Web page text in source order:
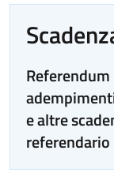
e altre
referendario